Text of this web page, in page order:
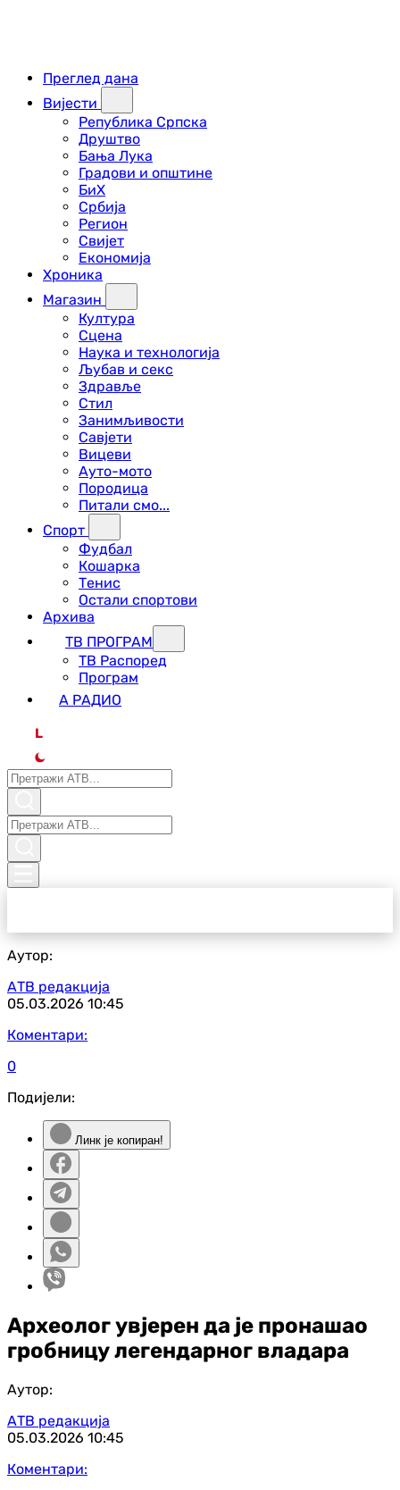
Преглед дана
Вијести
Република Српска
Друштво
Бања Лука
Градови и општине
БиХ
Србија
Регион
Свијет
Економија
Хроника
Магазин
Култура
Сцена
Наука и технологија
Љубав и секс
Здравље
Стил
Занимљивости
Савјети
Вицеви
Ауто-мото
Породица
Питали смо...
Спорт
Фудбал
Кошарка
Тенис
Остали спортови
Архива
ТВ ПРОГРАМ
ТВ Распоред
Програм
А РАДИО
L
Аутор:
АТВ редакција
05.03.2026 10:45
Коментари:
0
Подијели:
Линк је копиран!
Археолог увјерен да је пронашао
гробницу легендарног владара
Аутор:
АТВ редакција
05.03.2026 10:45
Коментари: